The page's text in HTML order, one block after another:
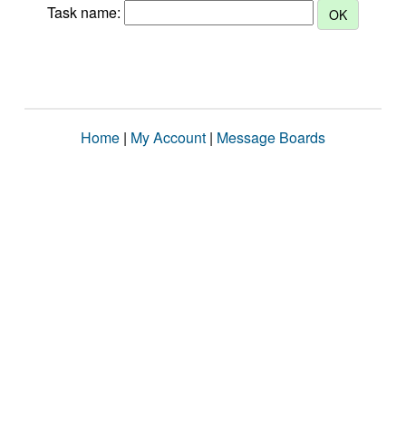
Task name:
Home | My Account | Message Boards